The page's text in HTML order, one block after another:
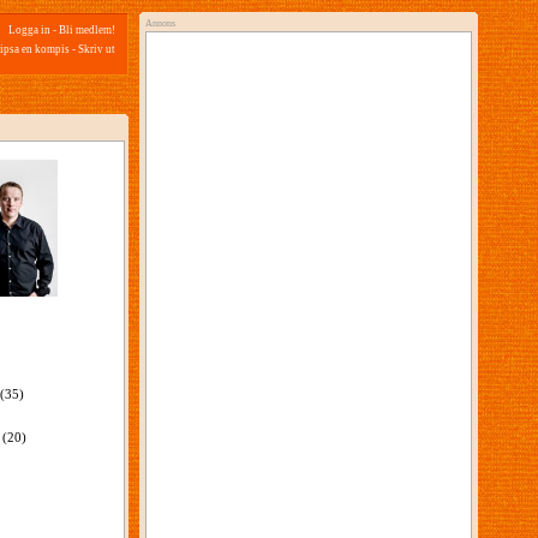
Logga in - Bli medlem!
en kompis - Skriv ut
(20)
Annons